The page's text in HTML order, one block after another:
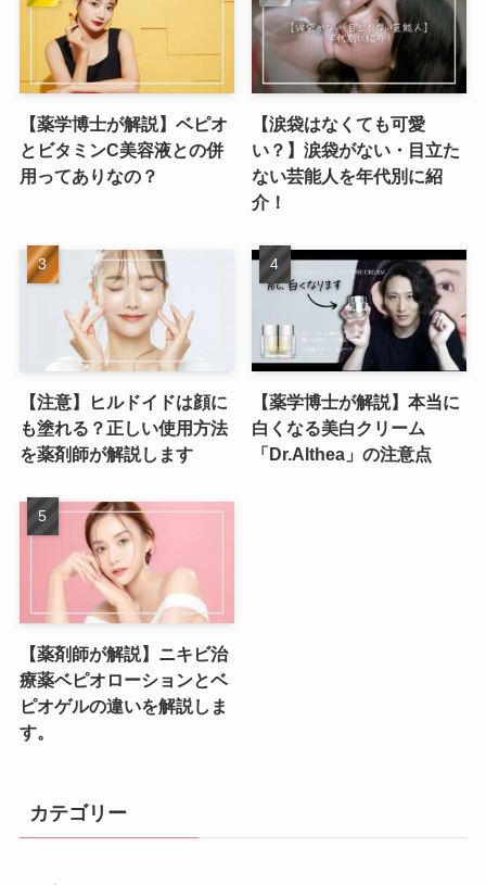
【薬学博士が解説】ベピオ
とビタミンC美容液との併
用ってありなの？
【涙袋はなくても可愛
い？】涙袋がない・目立た
ない芸能人を年代別に紹
介！
【注意】ヒルドイドは顔に
も塗れる？正しい使用方法
を薬剤師が解説します
【薬学博士が解説】本当に
白くなる美白クリーム
「Dr.Althea」の注意点
【薬剤師が解説】ニキビ治
療薬ベピオローションとベ
ピオゲルの違いを解説しま
す。
カテゴリー